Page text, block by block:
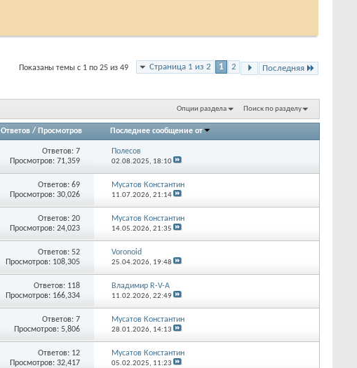
Страница 1 из 2 1 2 Последняя
Показаны темы с 1 по 25 из 49
Опции раздела Поиск по разделу
Ответов / Просмотров Последнее сообщение от
Ответов:7
Просмотров: 71,359
Полесов
02.08.2025, 18:10
Ответов:69
Просмотров: 30,026
Мусатов Константин
11.07.2026, 21:14
Ответов:20
Просмотров: 24,023
Мусатов Константин
14.05.2026, 21:35
Ответов:52
Просмотров: 108,305
Voronoid
25.04.2026, 19:48
Ответов: 118
Просмотров: 166,334
Владимир R-V-A
11.02.2026, 22:49
Ответов:7
Просмотров: 5,806
Мусатов Константин
28.01.2026, 14:13
Ответов: 12
Просмотров: 32,417
Мусатов Константин
05.02.2025, 11:23